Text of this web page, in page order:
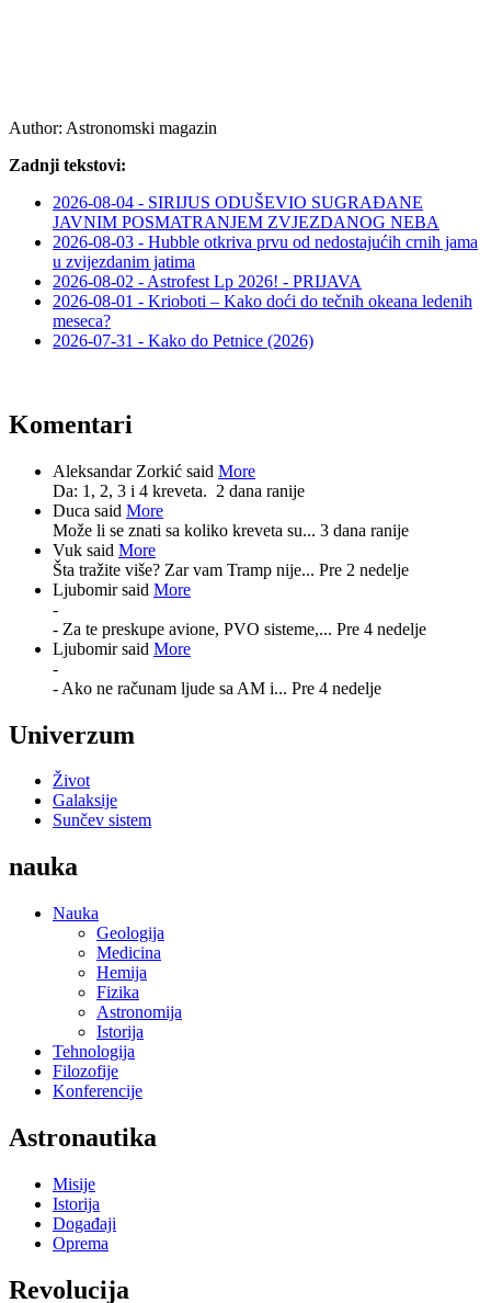
Author: Astronomski magazin
Zadnji tekstovi:
2026-08-04 - SIRIJUS ODUŠEVIO SUGRAĐANE
JAVNIM POSMATRANJEM ZVJEZDANOG NEBA
2026-08-03 - Hubble otkriva prvu od nedostajućih crnih jama
u zvijezdanim jatima
2026-08-02 - Astrofest Lp 2026! - PRIJAVA
2026-08-01 - Krioboti – Kako doći do tečnih okeana ledenih
meseca?
2026-07-31 - Kako do Petnice (2026)
Komentari
Aleksandar Zorkić said More
Da: 1, 2, 3 i 4 kreveta. 2 dana ranije
Duca said More
Može li se znati sa koliko kreveta su... 3 dana ranije
Vuk said More
Šta tražite više? Zar vam Tramp nije... Pre 2 nedelje
Ljubomir said More
-
- Za te preskupe avione, PVO sisteme,... Pre 4 nedelje
Ljubomir said More
-
- Ako ne računam ljude sa AM i... Pre 4 nedelje
Univerzum
Život
Galaksije
Sunčev sistem
nauka
Nauka
Geologija
Medicina
Hemija
Fizika
Astronomija
Istorija
Tehnologija
Filozofije
Konferencije
Astronautika
Misije
Istorija
Događaji
Oprema
Revolucija